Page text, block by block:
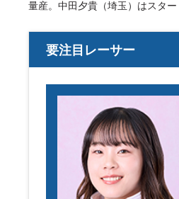
量産。中田夕貴（埼玉）はスタ
要注目レーサー